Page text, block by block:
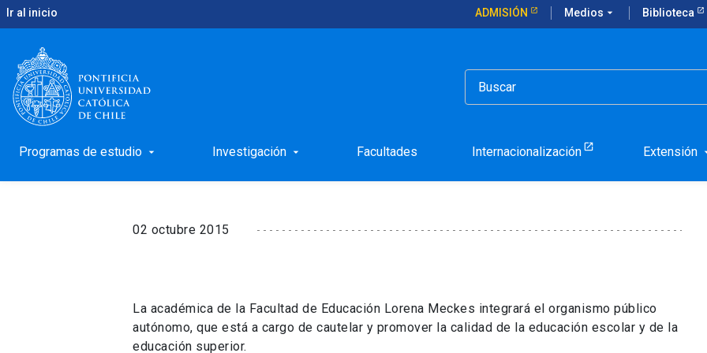
Ir al inicio ADMISIÓN Medios arrow_drop_down Biblioteca
Programas de estudio arrow_drop_down Investigación arrow_drop_down Facultades Internacionalización Extensión
Inicio
Investigadora UC asume cargo en Consejo
Educación
02 octubre 2015
La académica de la Facultad de Educación Lorena Meckes integrará el organismo público
autónomo, que está a cargo de cautelar y promover la calidad de la educación escolar y de la
educación superior.